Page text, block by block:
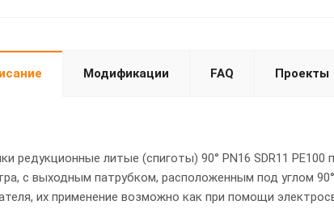
Модификации FAQ Проекты
редукционные литые (спиготы) 90° PN16 SDR11
с выходным патрубком, расположенным под углом
их применение возможно как при помощи